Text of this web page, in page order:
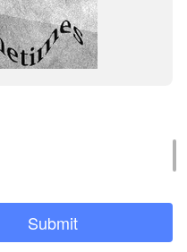
Оборудование для
канализации